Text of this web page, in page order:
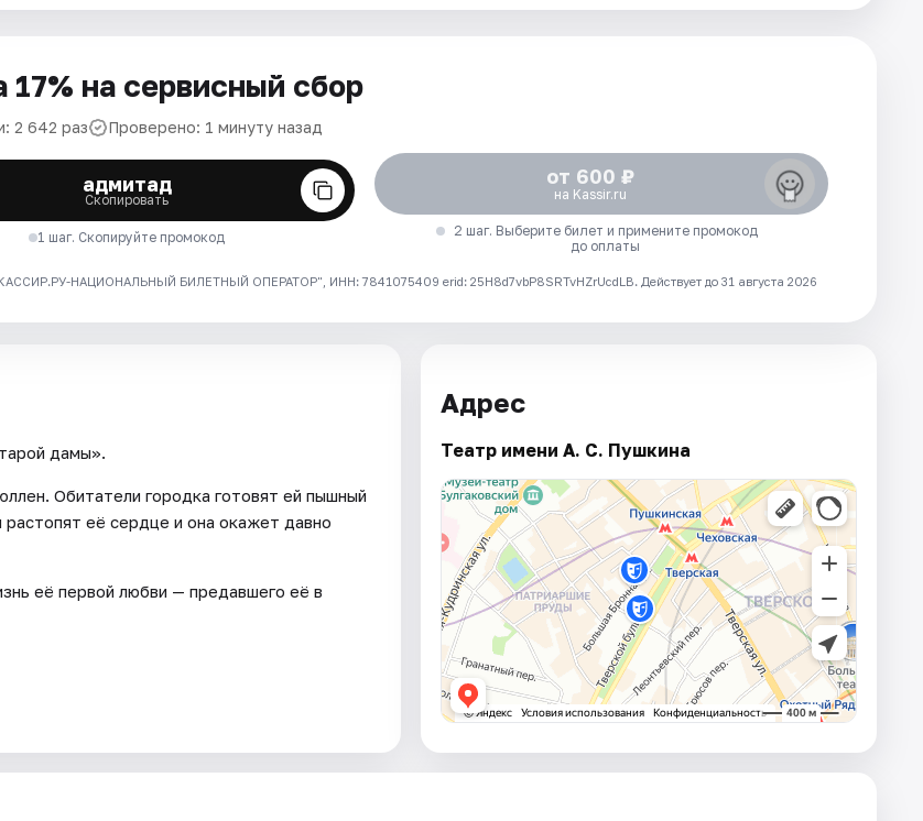
17% на сервисный сбор
2 642 раз Проверено: 1 минуту назад
адмитад
Скопировать
1 шаг. Скопируйте промокод
от 600 ₽
на Kassir.ru
2 шаг. Выберите билет и примените промокод
до оплаты
НАЦИОНАЛЬНЫЙ БИЛЕТНЫЙ ОПЕРАТОР", ИНН: 7841075409 erid: 25H8d7vbP8SRTvHZrUcdLB. Действует до 31 августа 2026
дамы».
Обитатели городка готовят ей пышный
растопят её сердце и она окажет давно
её первой любви — предавшего её в
Адрес
Театр имени А. С. Пушкина